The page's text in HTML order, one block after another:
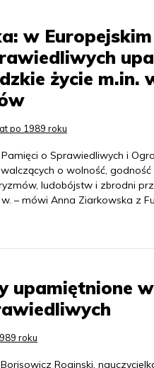
w
życie m.in.
po 1989 roku
o Sprawiedliwych i
o wolność, godność
ludobójstw i zbrodni
w. – mówi Anna Ziarkowska z
upamiętnione
roku
Roginski,